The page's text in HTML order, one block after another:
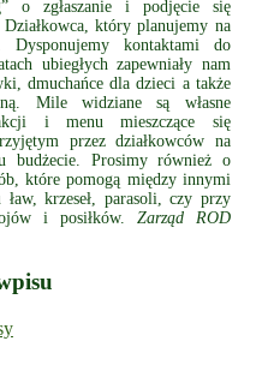
o zgłaszanie i podjęcie się
który planujemy na
Dysponujemy kontaktami do
ubiegłych zapewniały nam
dmuchańce dla dzieci a także
Mile widziane są własne
i menu mieszczące się
przez działkowców na
budżecie. Prosimy również o
które pomogą między innymi
ław, krzeseł, parasoli, czy przy
i posiłków. Zarząd ROD